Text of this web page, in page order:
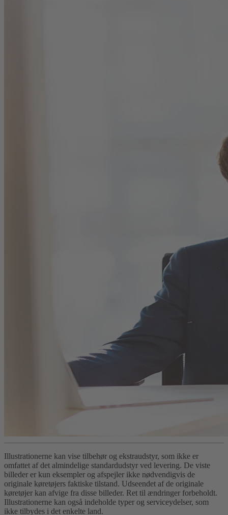
Illustrationerne kan vise tilbehør og ekstraudstyr, som ikke er
omfattet af det almindelige standardudstyr ved levering. De viste
billeder er kun eksempler og afspejler ikke nødvendigvis de
originale køretøjers faktiske tilstand. Udseendet af de originale
køretøjer kan afvige fra disse billeder. Ret til ændringer forbeholdt.
Illustrationerne kan også indeholde typer og serviceydelser, som
ikke tilbydes i det enkelte land.